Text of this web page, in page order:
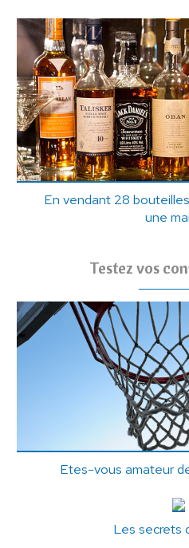
En vendant 28
une
Testez vos
Etes-vous amateur
Les secrets